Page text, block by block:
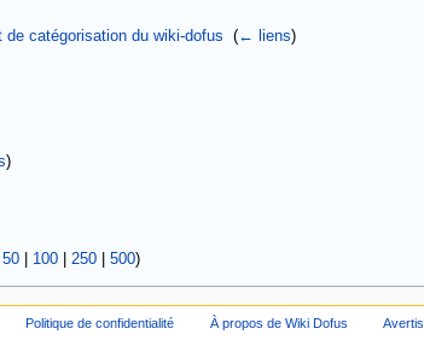
catégorisation du wiki-dofus ‎(← liens)
)
50| 100| 250| 500)
Politique de confidentialité À propos de Wiki Dofus